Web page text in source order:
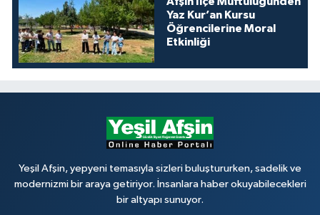
Yaz Kur’an Kursu
Öğrencilerine Moral
Etkinliği
Yeşil Afşin, yepyeni temasıyla sizleri buluştururken, sadelik ve
modernizmi bir araya getiriyor. İnsanlara haber okuyabilecekleri
bir altyapı sunuyor.